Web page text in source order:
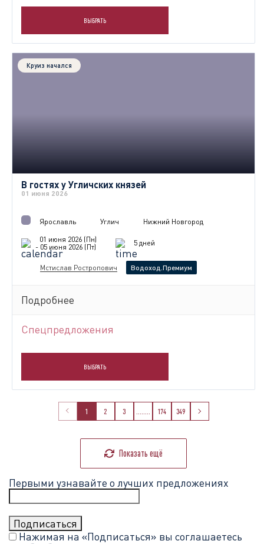
ВЫБРАТЬ
Круиз начался
В гостях у Угличских князей
01 июня 2026
Ярославль Углич
Нижний Новгород
01 июня 2026 (Пн)
- 05 июня 2026 (Пт)
5 дней
Мстислав Ростропович Водоход.Премиум
Подробнее
Спецпредложения
ВЫБРАТЬ
1 2 3 174 349
Показать ещё
Первыми узнавайте о лучших предложениях
Нажимая на «Подписаться» вы соглашаетесь